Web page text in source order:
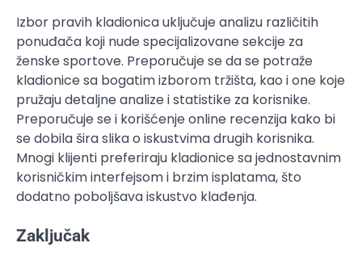
Izbor pravih kladionica uključuje analizu različitih
ponuđača koji nude specijalizovane sekcije za
ženske sportove. Preporučuje se da se potraže
kladionice sa bogatim izborom tržišta, kao i one koje
pružaju detaljne analize i statistike za korisnike.
Preporučuje se i korišćenje online recenzija kako bi
se dobila šira slika o iskustvima drugih korisnika.
Mnogi klijenti preferiraju kladionice sa jednostavnim
korisničkim interfejsom i brzim isplatama, što
dodatno poboljšava iskustvo klađenja.
Zaključak